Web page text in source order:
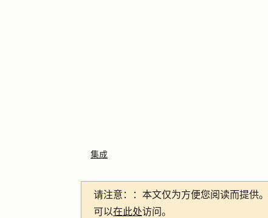
集成
请注意： ：本文仅为方便您阅读而提供。
可以在此处访问。